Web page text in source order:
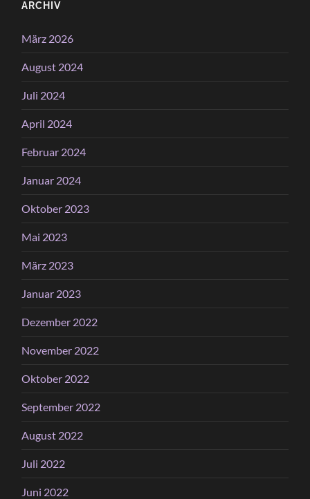
ARCHIV
März 2026
August 2024
Juli 2024
April 2024
Februar 2024
Januar 2024
Oktober 2023
Mai 2023
März 2023
Januar 2023
Dezember 2022
November 2022
Oktober 2022
September 2022
August 2022
Juli 2022
Juni 2022